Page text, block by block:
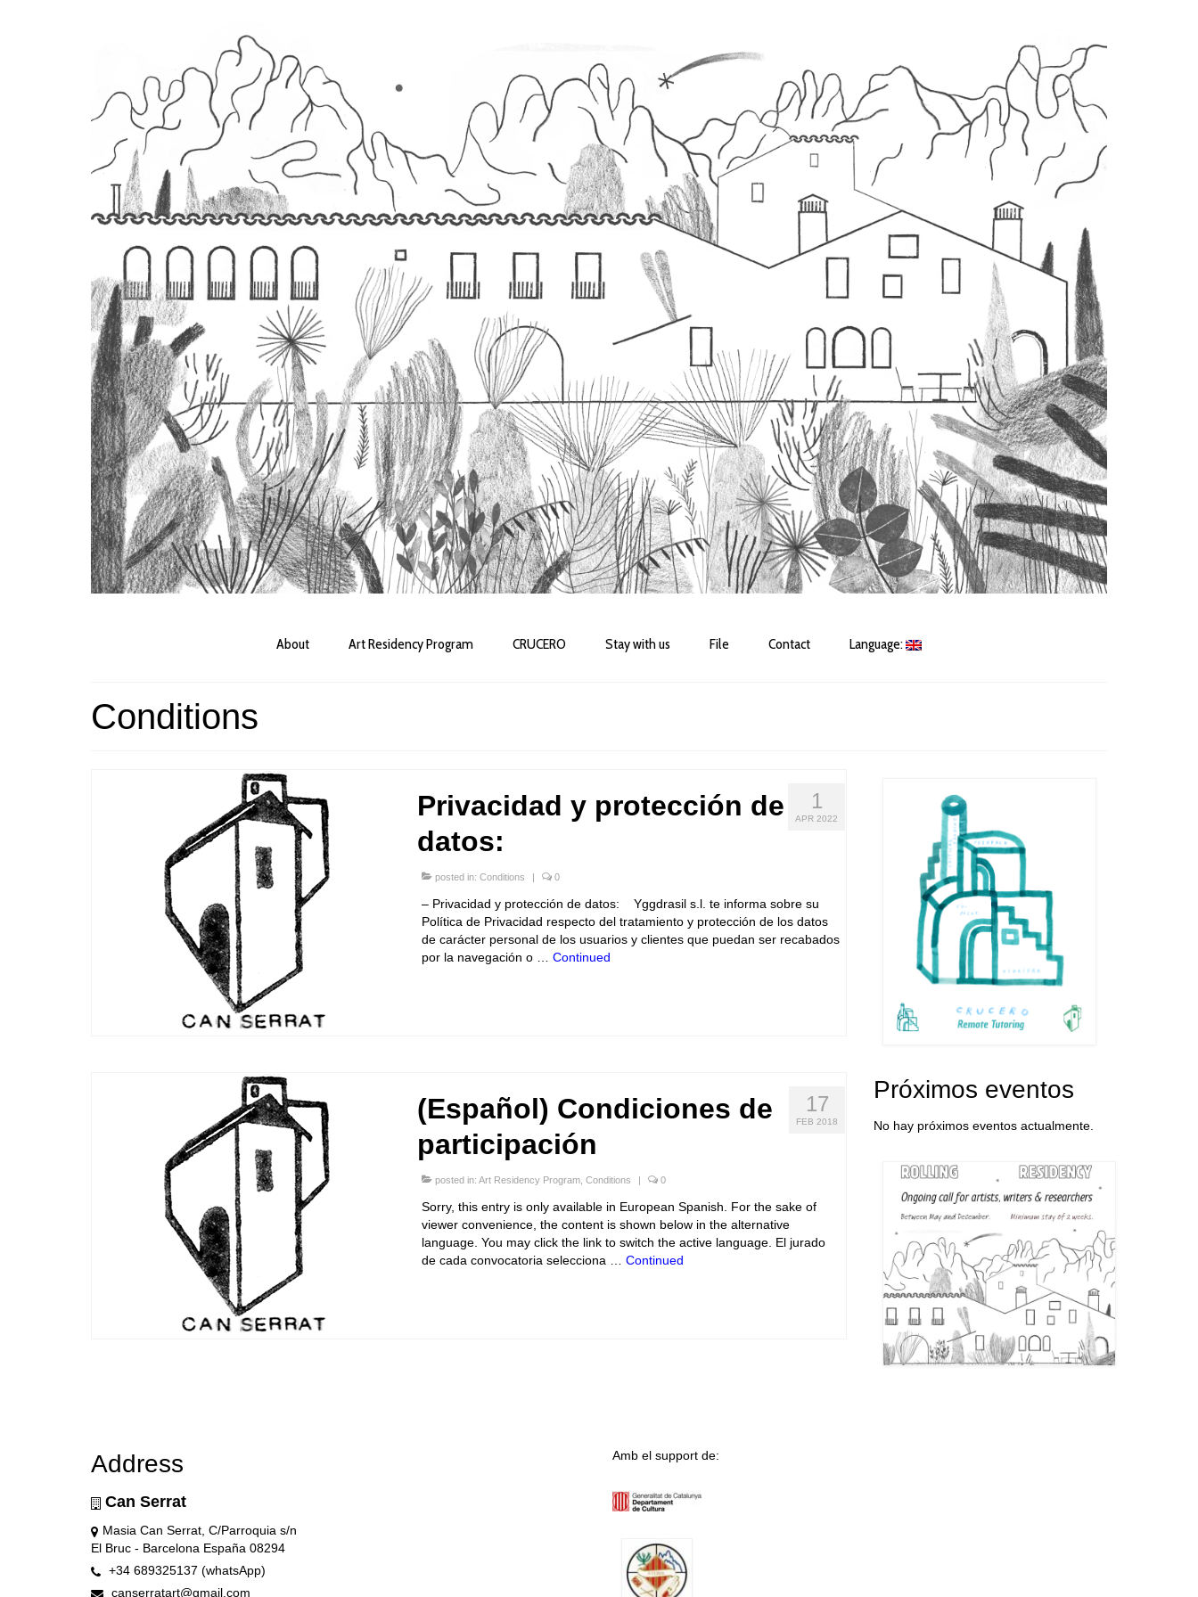
About Art Residency Program CRUCERO Stay with us File Contact Language:
Conditions
1
APR 2022
Privacidad y protección de
datos:
posted in: Conditions 0
– Privacidad y protección de datos: Yggdrasil s.l. te informa sobre su
Política de Privacidad respecto del tratamiento y protección de los datos
de carácter personal de los usuarios y clientes que puedan ser recabados
por la navegación o … Continued
17
FEB 2018
(Español) Condiciones de
participación
posted in: Art Residency Program, Conditions 0
Sorry, this entry is only available in European Spanish. For the sake of
viewer convenience, the content is shown below in the alternative
language. You may click the link to switch the active language. El jurado
de cada convocatoria selecciona … Continued
Próximos eventos
No hay próximos eventos actualmente.
Address
Can Serrat
Masia Can Serrat, C/Parroquia s/n
El Bruc - Barcelona España 08294
+34 689325137 (whatsApp)
canserratart@gmail.com
Amb el support de: